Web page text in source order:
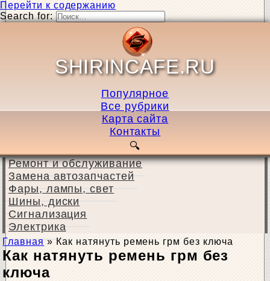
Перейти к содержанию
Search for:
SHIRINCAFE.RU
Популярное
Все рубрики
Карта сайта
Контакты
Ремонт и обслуживание
Замена автозапчастей
Фары, лампы, свет
Шины, диски
Сигнализация
Электрика
Главная»Как натянуть ремень грм без ключа
Как натянуть ремень грм без
ключа